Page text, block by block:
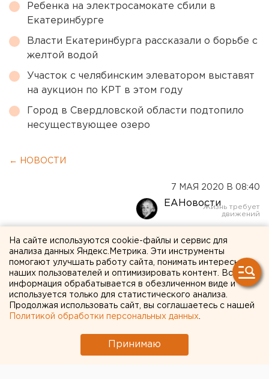
Ребенка на электросамокате сбили в
Екатеринбурге
Власти Екатеринбурга рассказали о борьбе с
желтой водой
Участок с челябинским элеватором выставят
на аукцион по КРТ в этом году
Город в Свердловской области подтопило
несуществующее озеро
← НОВОСТИ
7 МАЯ 2020 В 08:40
ЕАНовости
Эксперты пообещали
Свердловской области
серьезные налоговые
потери
На сайте используются cookie-файлы и сервис для
анализа данных Яндекс.Метрика. Эти инструменты
помогают улучшать работу сайта, понимать интересы
наших пользователей и оптимизировать контент. Вся
информация обрабатывается в обезличенном виде и
используется только для статистического анализа.
Продолжая использовать сайт, вы соглашаетесь с нашей
Политикой обработки персональных данных
Принимаю